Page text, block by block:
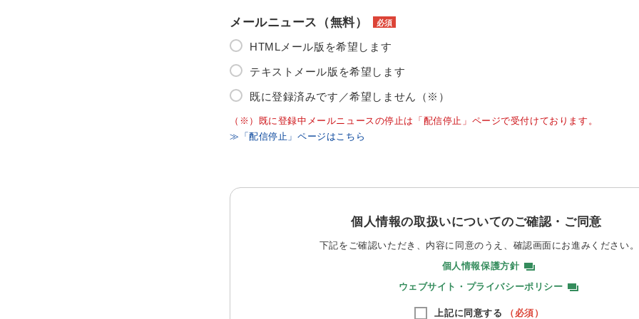
メールニュース（無料） 必須
HTMLメール版を希望します
テキストメール版を希望します
既に登録済みです／希望しません（※）
（※）既に登録中メールニュースの停止は「配信停止」ページで受付けております。
≫「配信停止」ページはこちら
個人情報の取扱いについてのご確認・ご同意
下記をご確認いただき、内容に同意のうえ、 確認画面にお進みください。
個人情報保護方針
ウェブサイト・プライバシーポリシー
上記に同意する （必須）